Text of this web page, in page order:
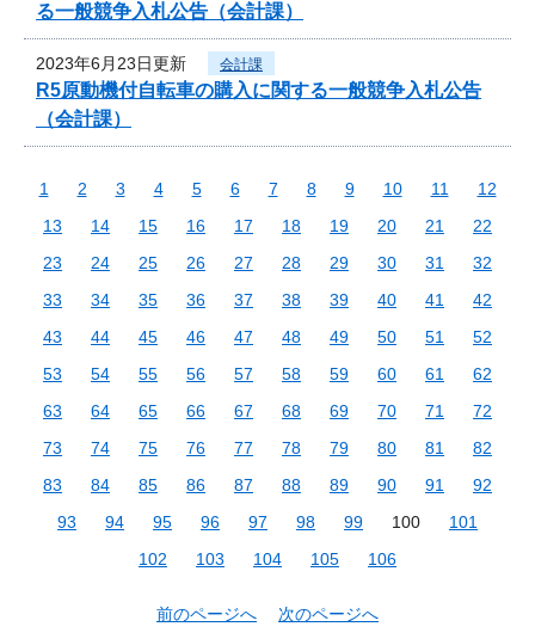
る一般競争入札公告（会計課）
2023年6月23日更新 会計課
R5原動機付自転車の購入に関する一般競争入札公告
（会計課）
1 2 3 4 5 6 7 8 9 10 11
12
13
14 15 16 17 18 19 20 21
22
23
24 25 26 27 28 29 30 31
32
33
34 35 36 37 38 39 40 41
42
43
44 45 46 47 48 49 50 51
52
53
54 55 56 57 58 59 60 61
62
63
64 65 66 67 68 69 70 71
72
73
74 75 76 77 78 79 80 81
82
83
84 85 86 87 88 89 90 91
92
93
94 95 96 97 98 99 100
101
102
103 104 105 106
前のページへ 次のページへ